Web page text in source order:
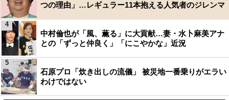
つの理由」…レギュラー11本抱える人気者のジレンマ
中村倫也が「風、薫る」に大貢献…妻・水卜麻美アナ
との「ずっと仲良く」「にこやかな」近況
4
石原プロ「炊き出しの流儀」 被災地一番乗りがエラい
わけではない
5